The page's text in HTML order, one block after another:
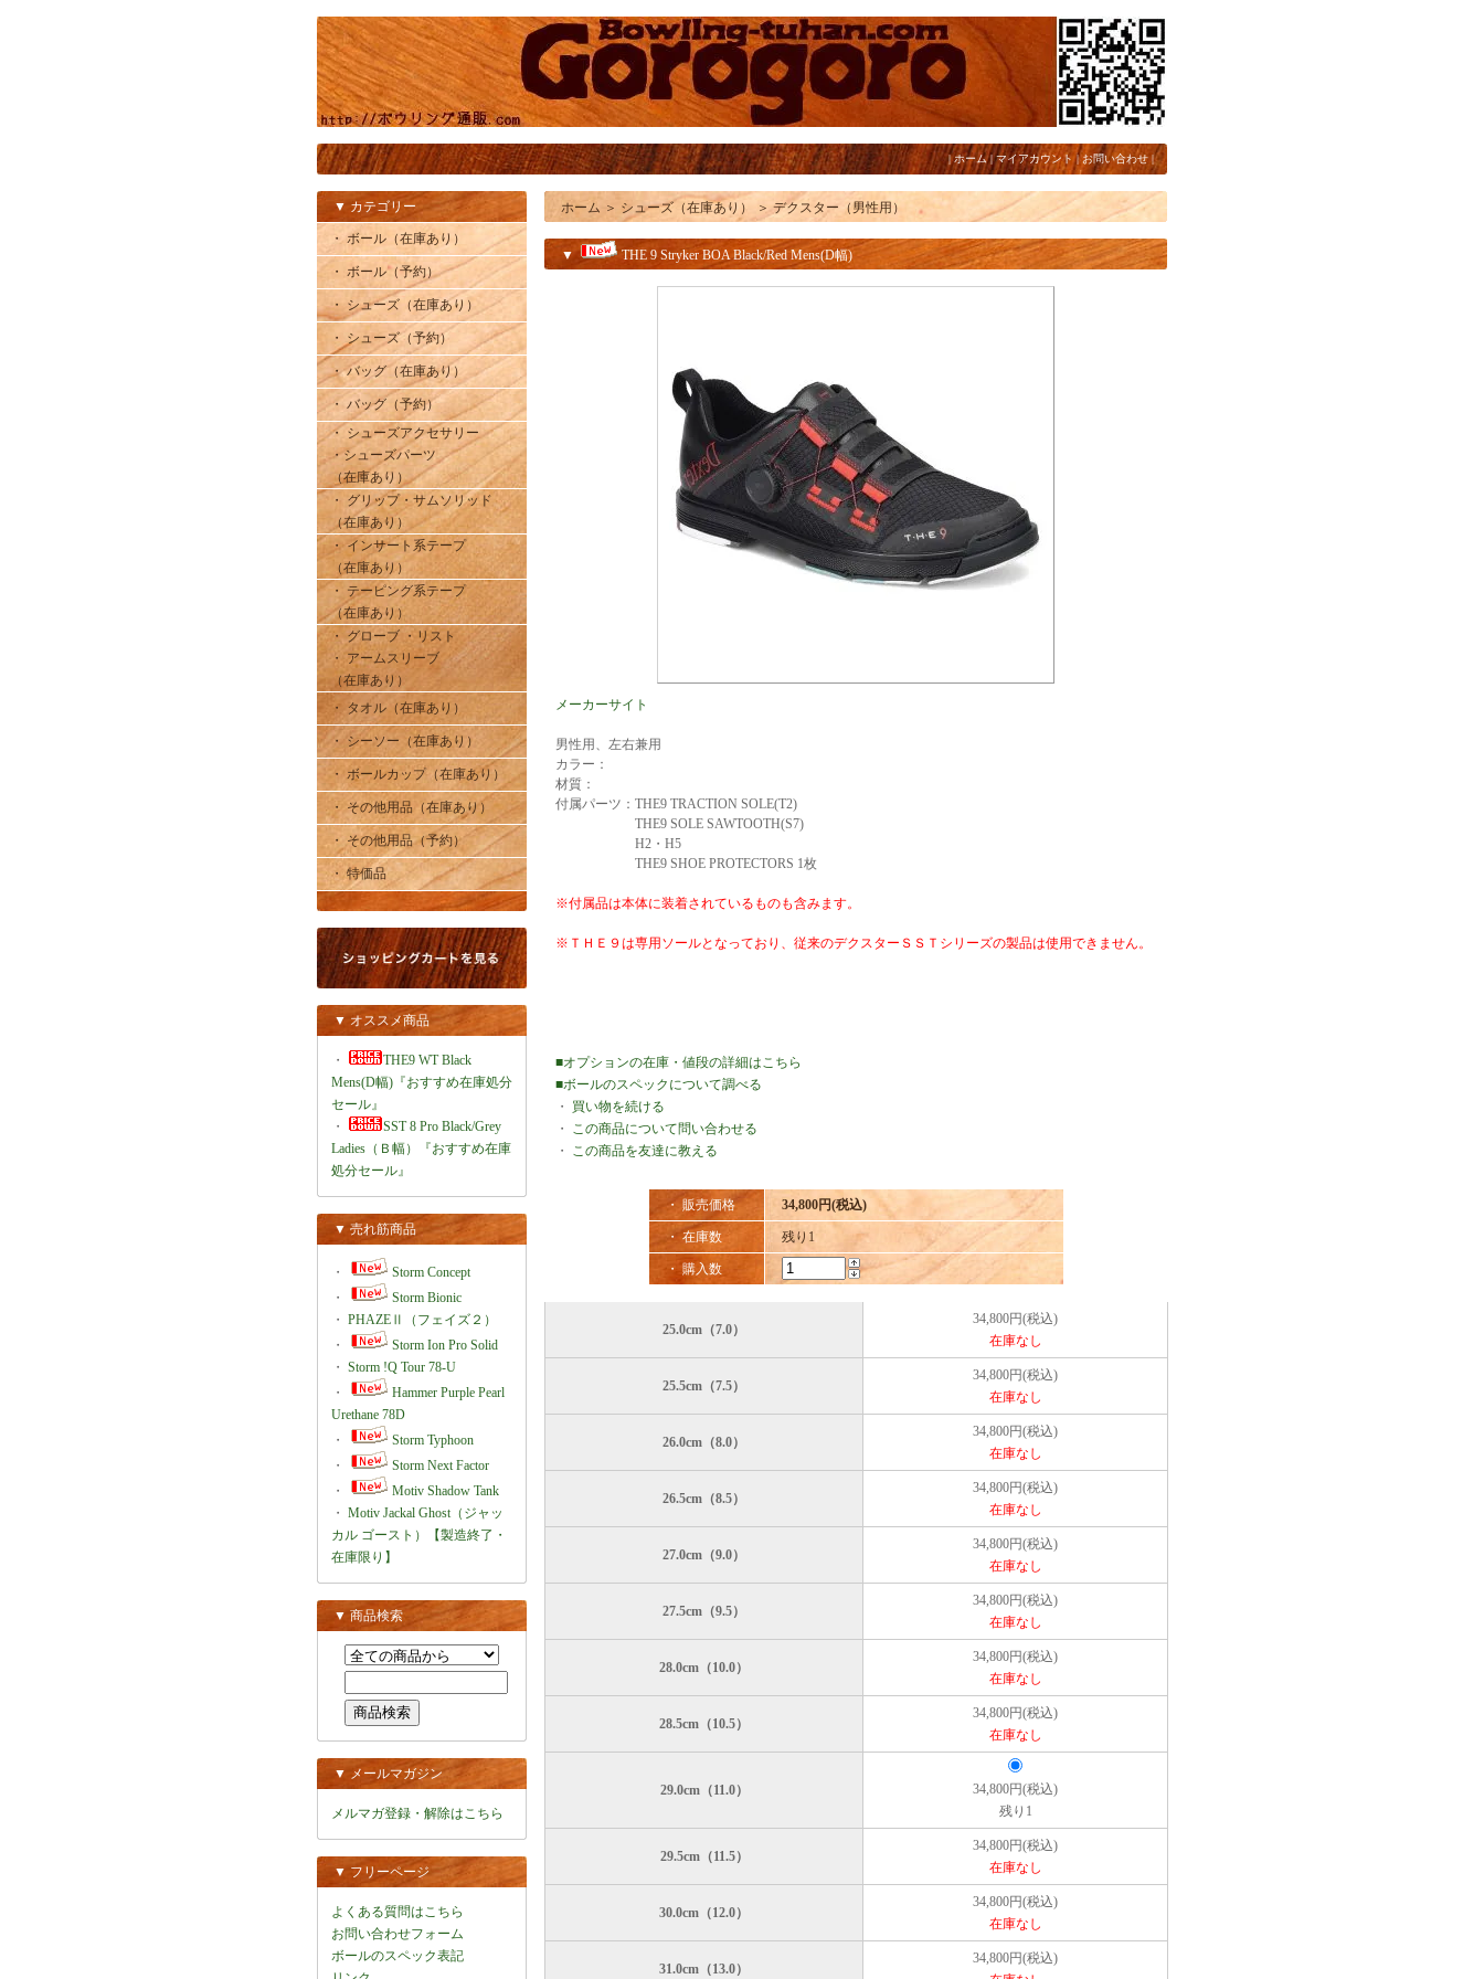
|ホーム|マイアカウント | お問い合わせ |
▼ カテゴリー
・ ボール（在庫あり）
・ ボール（予約）
・ シューズ（在庫あり）
・ シューズ（予約）
・ バッグ（在庫あり）
・ バッグ（予約）
・ シューズアクセサリー
・シューズパーツ
（在庫あり）
・ グリップ・サムソリッド
（在庫あり）
・ インサート系テープ
（在庫あり）
・ テーピング系テープ
（在庫あり）
・ グローブ ・リスト
・ アームスリーブ
（在庫あり）
・ タオル（在庫あり）
・ シーソー（在庫あり）
・ ボールカップ（在庫あり）
・ その他用品（在庫あり）
・ その他用品（予約）
・ 特価品
▼ オススメ商品
・
THE9 WT Black
Mens(D幅)『おすすめ在庫処分
セール』
・
SST 8 Pro Black/Grey
Ladies（Ｂ幅）『おすすめ在庫
処分セール』
▼ 売れ筋商品
・
Storm Concept
・
Storm Bionic
・ PHAZEⅡ（フェイズ２）
・
Storm Ion Pro Solid
・ Storm !Q Tour 78-U
・
Hammer Purple Pearl
Urethane 78D
・
Storm Typhoon
・
Storm Next Factor
・
Motiv Shadow Tank
・ Motiv Jackal Ghost（ジャッ
カル ゴースト）【製造終了・
在庫限り】
▼ 商品検索
▼ メールマガジン
メルマガ登録・解除はこちら
▼ フリーページ
よくある質問はこちら
お問い合わせフォーム
ボールのスペック表記
ホーム ＞ シューズ（在庫あり） ＞ デクスター（男性用）
▼ THE 9 Stryker BOA Black/Red Mens(D幅)
メーカーサイト
男性用、左右兼用
カラー：
材質：
付属パーツ：THE9 TRACTION SOLE(T2)
THE9 SOLE SAWTOOTH(S7)
H2・H5
THE9 SHOE PROTECTORS 1枚
※付属品は本体に装着されているものも含みます。
※ＴＨＥ９は専用ソールとなっており、従来のデクスターＳＳＴシリーズの製品は使用できません。
■オプションの在庫・値段の詳細はこちら
■ボールのスペックについて調べる
・ 買い物を続ける
・ この商品について問い合わせる
・ この商品を友達に教える
・ 販売価格 34,800円(税込)
・ 在庫数 残り1
・ 購入数
25.0cm（7.0）
34,800円(税込)
在庫なし
25.5cm（7.5）
34,800円(税込)
在庫なし
26.0cm（8.0）
34,800円(税込)
在庫なし
26.5cm（8.5）
34,800円(税込)
在庫なし
27.0cm（9.0）
34,800円(税込)
在庫なし
27.5cm（9.5）
34,800円(税込)
在庫なし
28.0cm（10.0）
34,800円(税込)
在庫なし
28.5cm（10.5）
34,800円(税込)
在庫なし
29.0cm（11.0）
34,800円(税込)
残り1
29.5cm（11.5）
34,800円(税込)
在庫なし
30.0cm（12.0）
34,800円(税込)
在庫なし
31.0cm（13.0）
34,800円(税込)